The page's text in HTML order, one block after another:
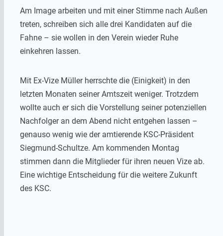
Am Image arbeiten und mit einer Stimme nach Außen
treten, schreiben sich alle drei Kandidaten auf die
Fahne – sie wollen in den Verein wieder Ruhe
einkehren lassen.
Mit Ex-Vize Müller herrschte die (Einigkeit) in den
letzten Monaten seiner Amtszeit weniger. Trotzdem
wollte auch er sich die Vorstellung seiner potenziellen
Nachfolger an dem Abend nicht entgehen lassen –
genauso wenig wie der amtierende KSC-Präsident
Siegmund-Schultze. Am kommenden Montag
stimmen dann die Mitglieder für ihren neuen Vize ab.
Eine wichtige Entscheidung für die weitere Zukunft
des KSC.